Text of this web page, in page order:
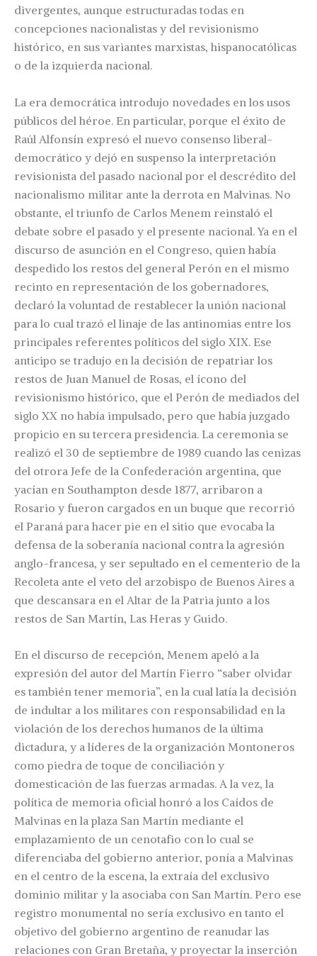
divergentes, aunque estructuradas todas en
concepciones nacionalistas y del revisionismo
histórico, en sus variantes marxistas, hispanocatólicas
o de la izquierda nacional.
La era democrática introdujo novedades en los usos
públicos del héroe. En particular, porque el éxito de
Raúl Alfonsín expresó el nuevo consenso liberal-
democrático y dejó en suspenso la interpretación
revisionista del pasado nacional por el descrédito del
nacionalismo militar ante la derrota en Malvinas. No
obstante, el triunfo de Carlos Menem reinstaló el
debate sobre el pasado y el presente nacional. Ya en el
discurso de asunción en el Congreso, quien había
despedido los restos del general Perón en el mismo
recinto en representación de los gobernadores,
declaró la voluntad de restablecer la unión nacional
para lo cual trazó el linaje de las antinomias entre los
principales referentes políticos del siglo XIX. Ese
anticipo se tradujo en la decisión de repatriar los
restos de Juan Manuel de Rosas, el ícono del
revisionismo histórico, que el Perón de mediados del
siglo XX no había impulsado, pero que había juzgado
propicio en su tercera presidencia. La ceremonia se
realizó el 30 de septiembre de 1989 cuando las cenizas
del otrora Jefe de la Confederación argentina, que
yacían en Southampton desde 1877, arribaron a
Rosario y fueron cargados en un buque que recorrió
el Paraná para hacer pie en el sitio que evocaba la
defensa de la soberanía nacional contra la agresión
anglo-francesa, y ser sepultado en el cementerio de la
Recoleta ante el veto del arzobispo de Buenos Aires a
que descansara en el Altar de la Patria junto a los
restos de San Martín, Las Heras y Guido.
En el discurso de recepción, Menem apeló a la
expresión del autor del Martín Fierro “saber olvidar
es también tener memoria”, en la cual latía la decisión
de indultar a los militares con responsabilidad en la
violación de los derechos humanos de la última
dictadura, y a líderes de la organización Montoneros
como piedra de toque de conciliación y
domesticación de las fuerzas armadas. A la vez, la
política de memoria oficial honró a los Caídos de
Malvinas en la plaza San Martín mediante el
emplazamiento de un cenotafio con lo cual se
diferenciaba del gobierno anterior, ponía a Malvinas
en el centro de la escena, la extraía del exclusivo
dominio militar y la asociaba con San Martín. Pero ese
registro monumental no sería exclusivo en tanto el
objetivo del gobierno argentino de reanudar las
relaciones con Gran Bretaña, y proyectar la inserción